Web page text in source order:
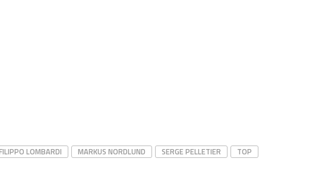
LOMBARDI MARKUS NORDLUND SERGE PELLETIER TOP